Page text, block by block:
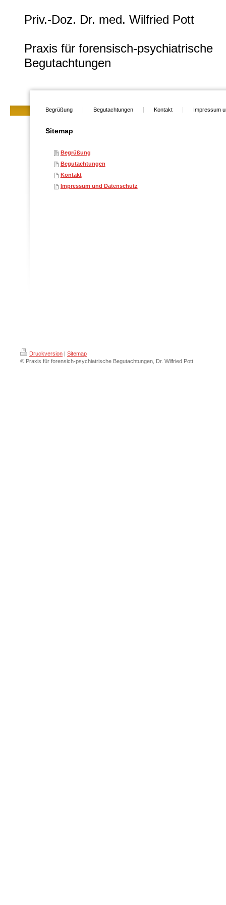
Priv.-Doz. Dr. med. Wilfried Pott
Praxis für forensisch-psychiatrische
Begutachtungen
Begrüßung Begutachtungen Kontakt Impressum
Sitemap
Begrüßung
Begutachtungen
Kontakt
Impressum und Datenschutz
Druckversion | Sitemap
© Praxis für forensich-psychiatrische Begutachtungen, Dr. Wilfried Pott